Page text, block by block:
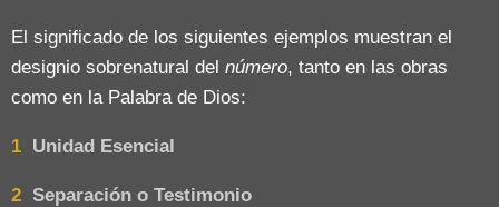
El significado de los siguientes ejemplos muestran el
designio sobrenatural del número, tanto en las obras
como en la Palabra de Dios:
1 Unidad Esencial
2 Separación o Testimonio